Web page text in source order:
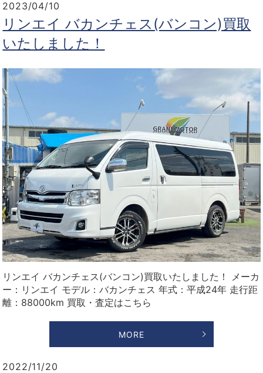
2023/04/10
リンエイ バカンチェス(バンコン)買取
いたしました！
リンエイ バカンチェス(バンコン)買取いたしました！ メーカ
ー：リンエイ モデル：バカンチェス 年式：平成24年 走行距
離：88000km 買取・査定はこちら
MORE
2022/11/20